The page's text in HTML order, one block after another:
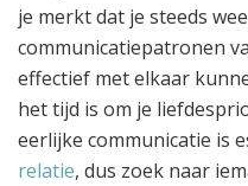
je merkt dat je steeds
communicatiepatronen
effectief met elkaar
het tijd is om je
eerlijke communicatie is
relatie, dus zoek naar